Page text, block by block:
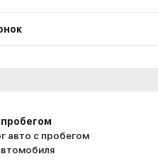
авто с пробегом